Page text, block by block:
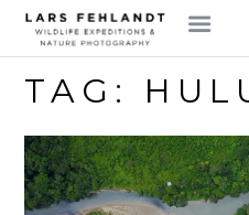
Skip
content
Skip
to
content
TAG: